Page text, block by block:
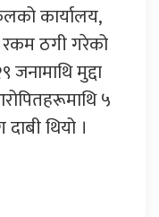
कार्यालय,
रकम ठगी गरेको
मुद्दा
५
थियो ।